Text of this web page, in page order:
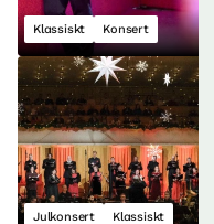
Klassiskt Konsert
Julkonsert Klassiskt